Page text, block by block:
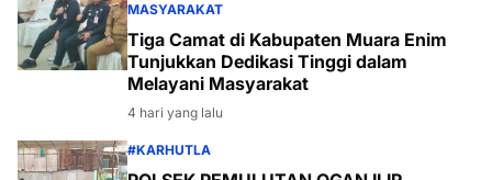
MASYARAKAT
Tiga Camat di Kabupaten Muara Enim
Tunjukkan Dedikasi Tinggi dalam
Melayani Masyarakat
4 hari yang lalu
#KARHUTLA